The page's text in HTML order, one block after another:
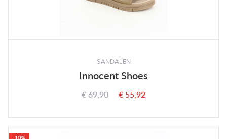
SANDALEN
Innocent Shoes
€ 69,90 € 55,92